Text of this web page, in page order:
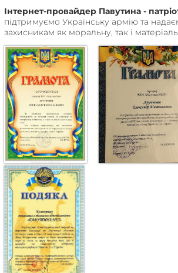
Інтернет-провайдер Павутина -
підтримуємо Українську армію та
захисникам як моральну, так і